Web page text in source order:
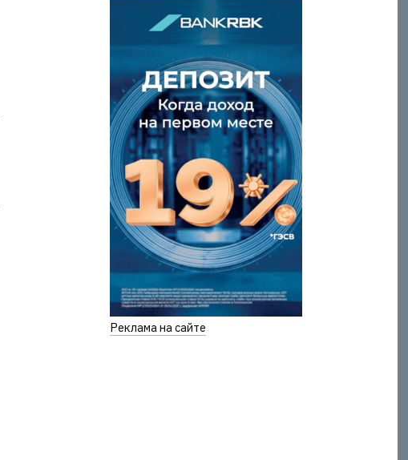
Реклама на сайте